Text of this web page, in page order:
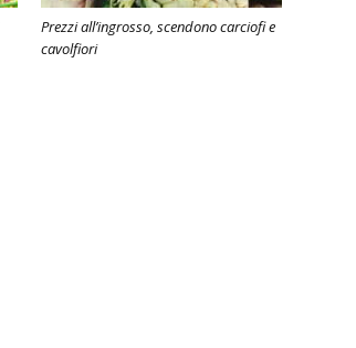
Prezzi all’ingrosso, scendono carciofi e
cavolfiori